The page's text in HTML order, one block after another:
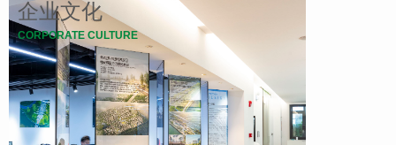
企业文化
CORPORATE CULTURE